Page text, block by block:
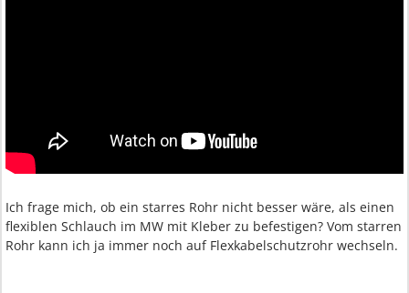
Ich frage mich, ob ein starres Rohr nicht besser wäre, als einen
flexiblen Schlauch im MW mit Kleber zu befestigen? Vom starren
Rohr kann ich ja immer noch auf Flexkabelschutzrohr wechseln.